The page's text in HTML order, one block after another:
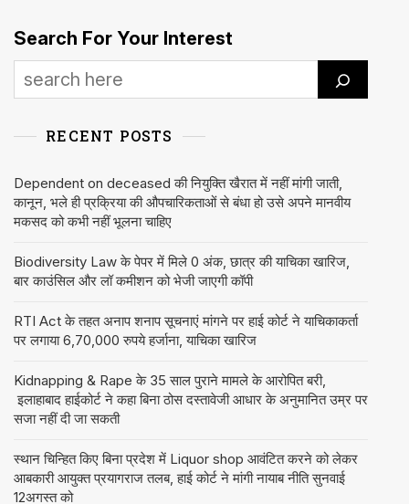
Search For Your Interest
RECENT POSTS
Dependent on deceased की नियुक्ति खैरात में नहीं मांगी जाती,
कानून, भले ही प्रक्रिया की औपचारिकताओं से बंधा हो उसे अपने मानवीय
मकसद को कभी नहीं भूलना चाहिए
Biodiversity Law के पेपर में मिले 0 अंक, छात्र की याचिका खारिज,
बार काउंसिल और लॉ कमीशन को भेजी जाएगी कॉपी
RTI Act के तहत अनाप शनाप सूचनाएं मांगने पर हाई कोर्ट ने याचिकाकर्ता
पर लगाया 6,70,000 रुपये हर्जाना, याचिका खारिज
Kidnapping & Rape के 35 साल पुराने मामले के आरोपित बरी,
इलाहाबाद हाईकोर्ट ने कहा बिना ठोस दस्तावेजी आधार के अनुमानित उम्र पर
सजा नहीं दी जा सकती
स्थान चिन्हित किए बिना प्रदेश में Liquor shop आवंटित करने को लेकर
आबकारी आयुक्त प्रयागराज तलब, हाई कोर्ट ने मांगी नायाब नीति सुनवाई
12अगस्त को